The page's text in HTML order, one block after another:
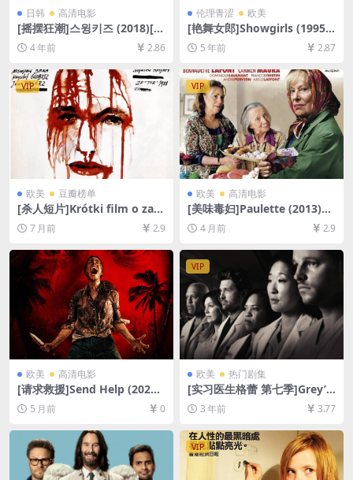
日韩 高清电影
[摇摆狂潮]스윙키즈 (2018)[百
度网盘+迅雷云盘资源1080P
超清未删减][MP4/8GB][韩语
中字]
4 年前 2.86
伦理青涩 欧美
[艳舞女郎]Showgirls (1995)1
31min[百度网盘+迅雷云盘资
源1080P超清未删减][MP4/8.
3GB][中英字幕]【手机在线无
法观看，请下载防和谐压缩包
（含解压密码）】
5 年前 2.87
VIP
欧美 豆瓣榜单
[杀人短片]Krótki film o zabi
janiu (1988)[百度网盘+夸克
网盘1080P超清未删减资源]
[网盘在线播放/下载][MP4/5.
6GB][中文字幕]
7 月前 2.9
VIP
欧美 高清电影
[美味毒妇]Paulette (2013)
[百度网盘+夸克网盘1080P超
清未删减资源][网盘在线播放/
下载][MP4/5.8GB][中文字幕]
4 月前 2.9
欧美 高清电影
[请求救援]Send Help (2026)
[百度网盘+夸克网盘1080P超
清未删减资源][网盘在线播放/
5 月前 0
VIP
欧美 热门剧集
[实习医生格蕾 第七季]Grey’s
Anatomy Season 7 (2010)
[百度网盘+夸克网盘1080P超
下载][MP4/61GB][奈飞官方
中字]
3 年前 3.77
VIP